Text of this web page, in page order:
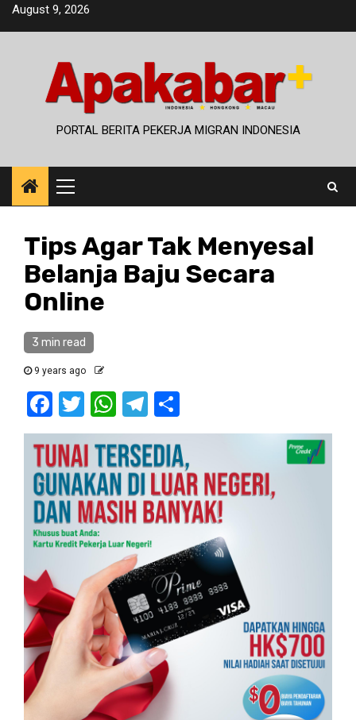
SkipAugust 9, 2026
PORTAL BERITA PEKERJA MIGRAN INDONESIA
Primary
Menu
Tips Agar Tak Menyesal
Belanja Baju Secara
Online
3 min read
9 years ago
Facebook
Twitter
WhatsApp
Telegram